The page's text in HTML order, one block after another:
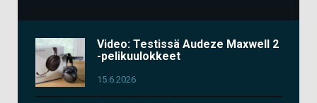
Video: Testissä Audeze Maxwell 2
-pelikuulokkeet
15.6.2026